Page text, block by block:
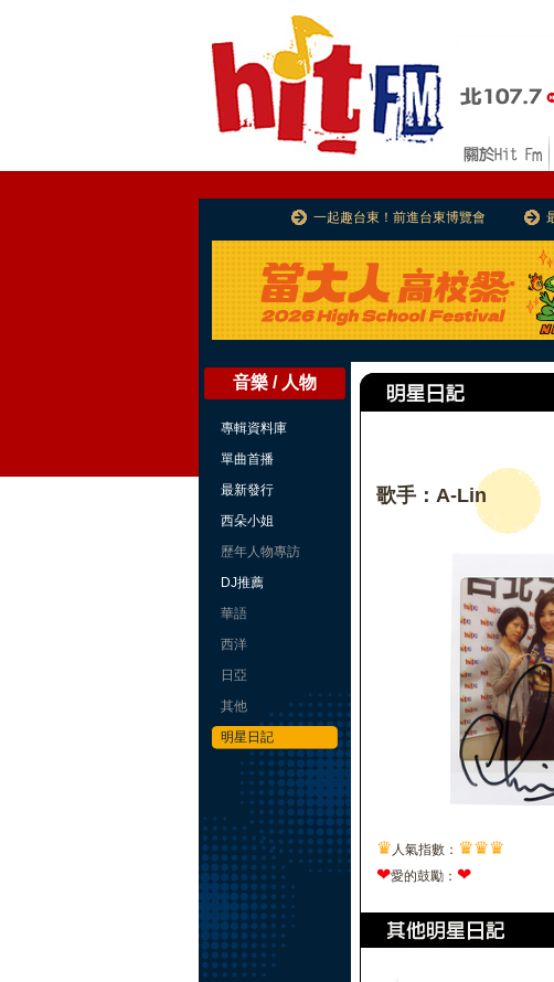
一起趣台東！前進台東博覽會
音樂 / 人物
專輯資料庫
單曲首播
最新發行
西朵小姐
歷年人物專訪
DJ推薦
華語
西洋
日亞
其他
明星日記
歌手：A-Lin
♛ 人氣指數： ♛♛♛
❤愛的鼓勵： ❤